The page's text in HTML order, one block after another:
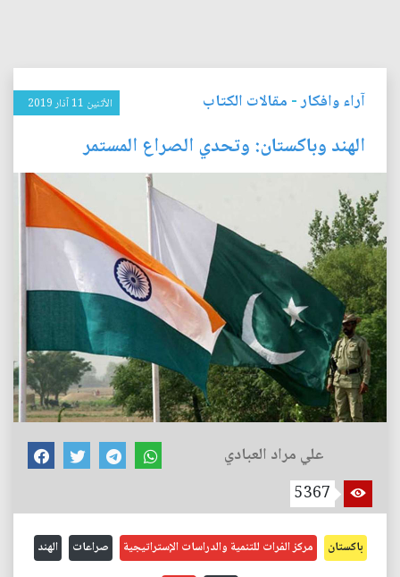
آراء وافكار- مقالات الكتاب الأثنين 11 آذار 2019
الهند وباكستان: وتحدي الصراع المستمر
علي مراد العبادي
5367
باكستان مركز الفرات للتنمية والدراسات الإستراتيجية صراعات الهند